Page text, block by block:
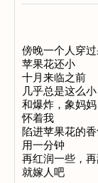
傍晚一个人穿
苹果花还小
十月来临之前
几乎总是这么
和爆炸，象妈妈
怀着我
陷进苹果花的
用一分钟
再红润一些，